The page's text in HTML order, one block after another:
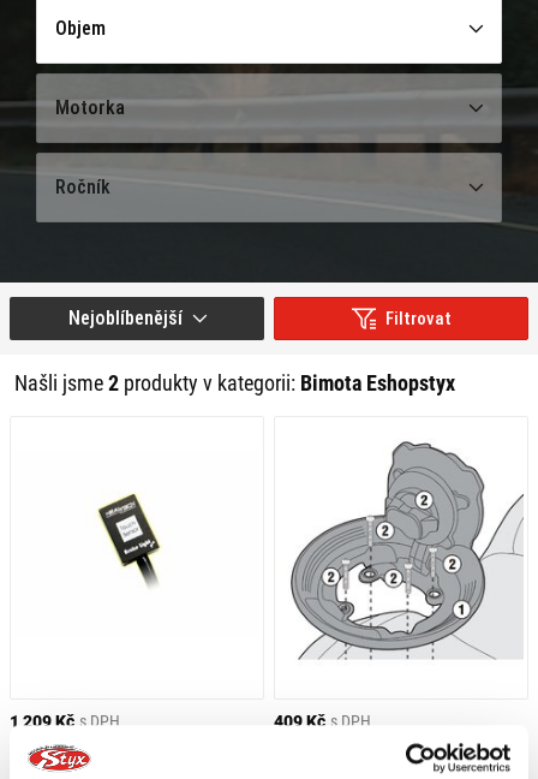
Objem
Motorka
Ročník
Filtrovat
Našli jsme2 produkty v kategorii: Bimota Eshopstyx
Nejoblíbenější
1 209 Kč s DPH
HEALTECH MODUL BRZDOVÉHO
SVĚTLA BLP-U01
409 Kč s DPH
GIVI PODKOVA NA NÁDRŽ BF28